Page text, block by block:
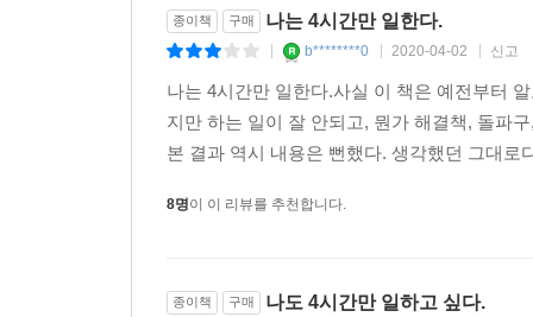
- 앨버트 포프, 스위스연방은행UBS 국제본부 본부
- 존 러스크, 마이크로소프트 세계본부 이사
강추! 이 책은 완전히 새롭고 흥미로운 현상이다!
- 스튜어트 프리드먼, 펜실베이니아대학 와튼 스
무슨 말을 하는지 귀 기울이도록 하라!
종이책 구매 나는 4시간만 일한다.
b********0 2020-04-02 신고
나는 4시간만 일한다.사실 이 책은 예전부터
지만 하는 일이 잘 안되고, 뭔가 해결책, 돌파
본 결과 역시 내용은 뻔했다. 생각했던 그대
8명이 이 리뷰를 추천합니다.
종이책 구매 나도 4시간만 일하고 싶다.